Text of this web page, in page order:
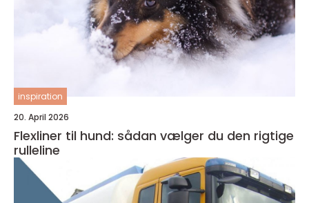
inspiration
20. April 2026
Flexliner til hund: sådan vælger du den rigtige
rulleline